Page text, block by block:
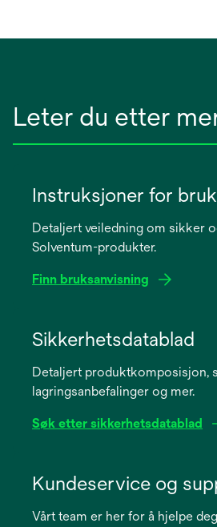
Leter du etter
Instruksjoner for bruk
Detaljert veiledning om sikker
Solventum-produkter.
Finn bruksanvisning
new
Sikkerhetsdatablad
Detaljert produktkomposisjon,
lagringsanbefalinger og mer.
Søk etter sikkerhetsdatablad
new
Kundeservice og
Vårt team er her for å hjelpe